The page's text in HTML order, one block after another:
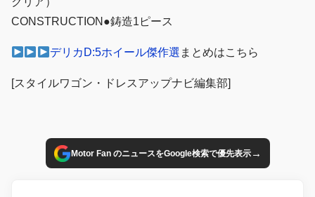
CONSTRUCTION●鋳造1ピース
デリカD:5ホイール傑作選 まとめはこちら
[スタイルワゴン・ドレスアップナビ編集部]
Motor Fan のニュースをGoogle検索で優先表示→